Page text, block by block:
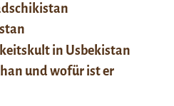
in Usbekistan
und wofür ist er